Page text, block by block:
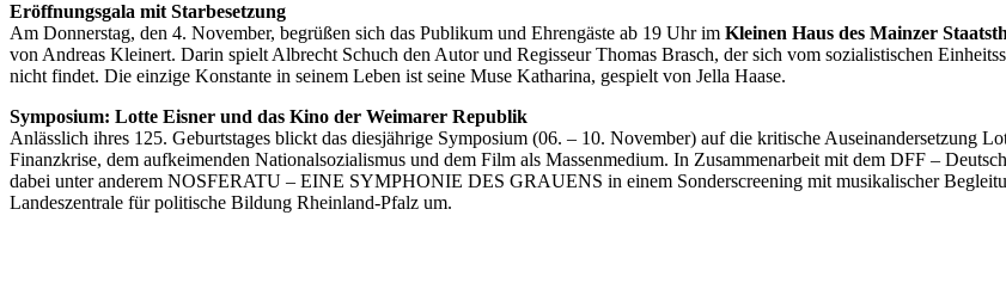
Eröffnungsgala mit Starbesetzung
Am Donnerstag, den 4. November, begrüßen sich das Publikum und Ehrengäste ab 19 Uhr im Kleinen Haus des Mainzer
von Andreas Kleinert. Darin spielt Albrecht Schuch den Autor und Regisseur Thomas Brasch, der sich vom sozialistischen
nicht findet. Die einzige Konstante in seinem Leben ist seine Muse Katharina, gespielt von Jella Haase.
Symposium: Lotte Eisner und das Kino der Weimarer Republik
Anlässlich ihres 125. Geburtstages blickt das diesjährige Symposium (06. – 10. November) auf die kritische Auseinandersetzung
Finanzkrise, dem aufkeimenden Nationalsozialismus und dem Film als Massenmedium. In Zusammenarbeit mit dem DFF –
dabei unter anderem NOSFERATU – EINE SYMPHONIE DES GRAUENS in einem Sonderscreening mit musikalischer
Landeszentrale für politische Bildung Rheinland-Pfalz um.